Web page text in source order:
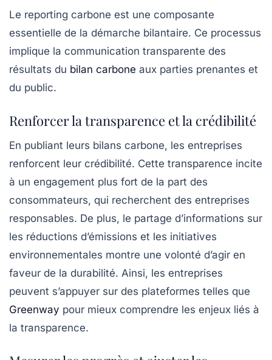
Le reporting carbone est une composante
essentielle de la démarche bilantaire. Ce processus
implique la communication transparente des
résultats du bilan carbone aux parties prenantes et
du public.
Renforcer la transparence et la crédibilité
En publiant leurs bilans carbone, les entreprises
renforcent leur crédibilité. Cette transparence incite
à un engagement plus fort de la part des
consommateurs, qui recherchent des entreprises
responsables. De plus, le partage d’informations sur
les réductions d’émissions et les initiatives
environnementales montre une volonté d’agir en
faveur de la durabilité. Ainsi, les entreprises
peuvent s’appuyer sur des plateformes telles que
Greenway pour mieux comprendre les enjeux liés à
la transparence.